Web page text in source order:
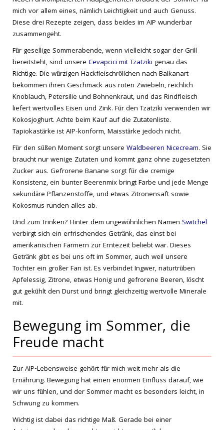
mich vor allem eines, nämlich Leichtigkeit und auch Genuss.
Diese drei Rezepte zeigen, dass beides im AIP wunderbar
zusammengeht.
Für gesellige Sommerabende, wenn vielleicht sogar der Grill
bereitsteht, sind unsere Cevapcici mit Tzatziki genau das
Richtige. Die würzigen Hackfleischröllchen nach Balkanart
bekommen ihren Geschmack aus roten Zwiebeln, reichlich
Knoblauch, Petersilie und Bohnenkraut, und das Rindfleisch
liefert wertvolles Eisen und Zink. Für den Tzatziki verwenden wir
Kokosjoghurt. Achte beim Kauf auf die Zutatenliste.
Tapiokastärke ist AIP-konform, Maisstärke jedoch nicht.
Für den süßen Moment sorgt unsere Waldbeeren Nicecream. Sie
braucht nur wenige Zutaten und kommt ganz ohne zugesetzten
Zucker aus. Gefrorene Banane sorgt für die cremige
Konsistenz, ein bunter Beerenmix bringt Farbe und jede Menge
sekundäre Pflanzenstoffe, und etwas Zitronensaft sowie
Kokosmus runden alles ab.
Und zum Trinken? Hinter dem ungewöhnlichen Namen Switchel
verbirgt sich ein erfrischendes Getränk, das einst bei
amerikanischen Farmern zur Erntezeit beliebt war. Dieses
Getränk gibt es bei uns oft im Sommer, auch weil unsere
Tochter ein großer Fan ist. Es verbindet Ingwer, naturtrüben
Apfelessig, Zitrone, etwas Honig und gefrorene Beeren, löscht
gut gekühlt den Durst und bringt gleichzeitig wertvolle Minerale
mit.
Bewegung im Sommer, die
Freude macht
Zur AIP-Lebensweise gehört für mich weit mehr als die
Ernährung. Bewegung hat einen enormen Einfluss darauf, wie
wir uns fühlen, und der Sommer macht es besonders leicht, in
Schwung zu kommen.
Wichtig ist dabei das richtige Maß. Gerade bei einer